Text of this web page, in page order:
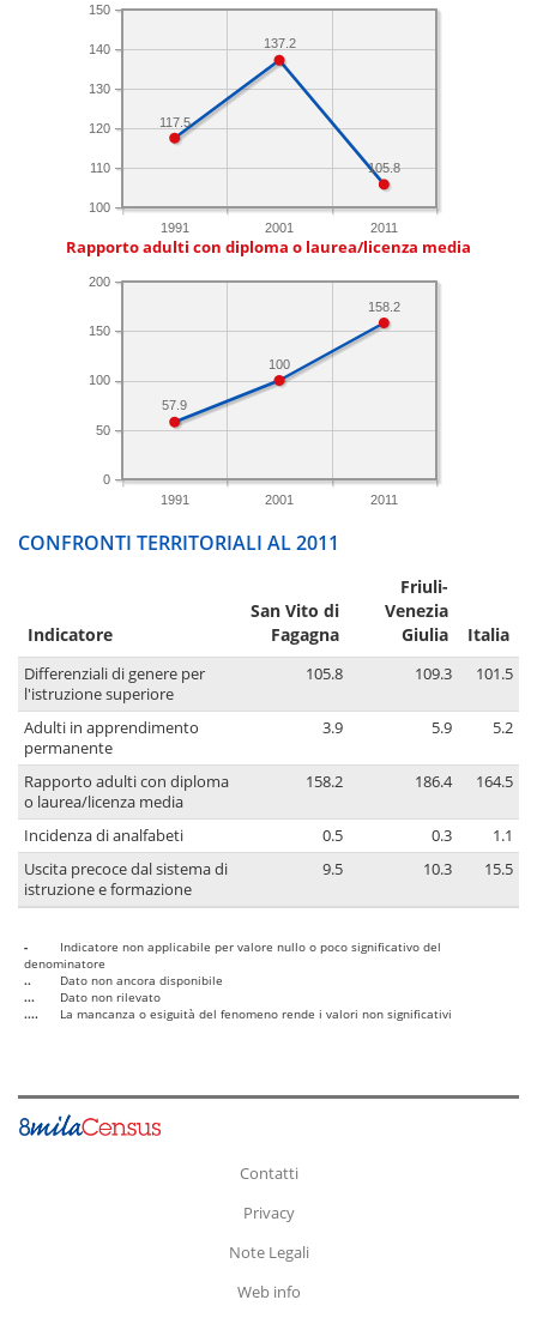
1991 2001 2011
100
110
120
130
140
150
105.8
137.2
117.5
Rapporto adulti con diploma o laurea/licenza media
1991 2001 2011
0
50
100
150
200
158.2
100
57.9
CONFRONTI TERRITORIALI AL 2011
Indicatore
San Vito di
Fagagna
Friuli-
Venezia
Giulia
Italia
Differenziali di genere per
l'istruzione superiore
105.8 109.3 101.5
Adulti in apprendimento
permanente
3.9 5.9 5.2
Rapporto adulti con diploma
o laurea/licenza media
158.2 186.4 164.5
Incidenza di analfabeti 0.5 0.3
1.1
Uscita precoce dal sistema di
istruzione e formazione
9.5 10.3 15.5
-
Indicatore non applicabile per valore nullo o poco significativo del
denominatore
..
Dato non ancora disponibile
...
Dato non rilevato
....
La mancanza o esiguità del fenomeno rende i valori non significativi
Contatti
Privacy
Note Legali
Web info